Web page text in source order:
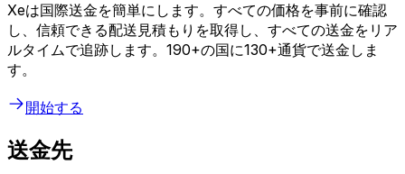
Xeは国際送金を簡単にします。すべての価格を事前に確認
し、信頼できる配送見積もりを取得し、すべての送金をリア
ルタイムで追跡します。190+の国に130+通貨で送金しま
す。
開始する
送金先